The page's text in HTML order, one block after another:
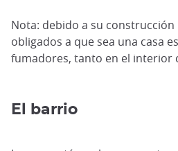
Nota: debido a su
obligados a que sea una casa
fumadores, tanto en el interior
El barrio